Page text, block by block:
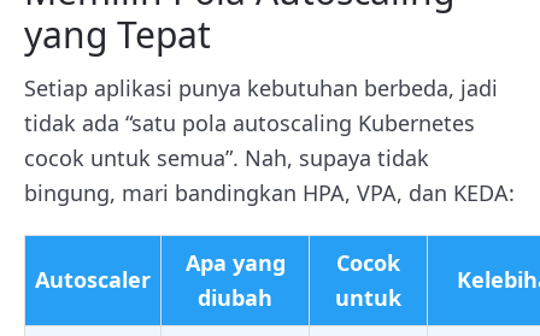
yang Tepat
Setiap aplikasi punya kebutuhan berbeda, jadi
tidak ada “satu pola autoscaling Kubernetes
cocok untuk semua”. Nah, supaya tidak
bingung, mari bandingkan HPA, VPA, dan KEDA:
Autoscaler
Apa yang
diubah
Cocok
untuk